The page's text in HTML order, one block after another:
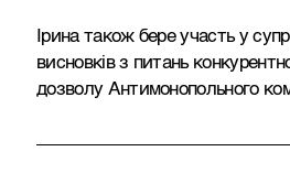
Ірина також бере участь у
висновків з питань
дозволу Антимонопольного